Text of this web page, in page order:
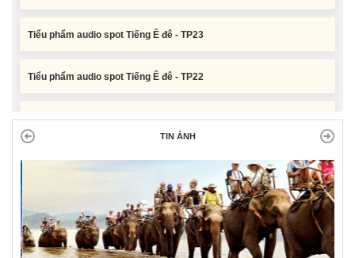
Tiểu phẩm audio spot Tiếng Ê đê - TP23
Tiểu phẩm audio spot Tiếng Ê đê - TP22
Tiểu phẩm audio spot Tiếng Ê đê - TP21
TIN ẢNH